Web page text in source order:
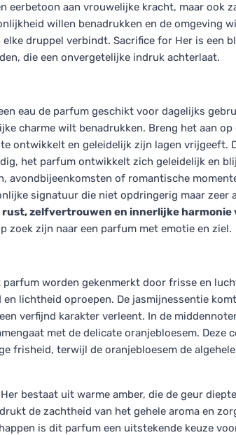
eerbetoon aan vrouwelijke kracht, maar ook
willen benadrukken en de omgeving
druppel verbindt. Sacrifice for Her is een
die een onvergetelijke indruk achterlaat.
eau de parfum geschikt voor dagelijks
charme wilt benadrukken. Breng het aan
ontwikkelt en geleidelijk zijn lagen vrijgeeft.
het parfum ontwikkelt zich geleidelijk en
avondbijeenkomsten of romantische
signatuur die niet opdringerig maar zeer
rust, zelfvertrouwen en innerlijke harmonie
zoek zijn naar een parfum met emotie en ziel.
parfum worden gekenmerkt door frisse en
en lichtheid oproepen. De jasmijnessentie
verfijnd karakter verleent. In de
met de delicate oranjebloesem. Deze
frisheid, terwijl de oranjebloesem de
bestaat uit warme amber, die de geur
de zachtheid van het gehele aroma en
is dit parfum een uitstekende keuze